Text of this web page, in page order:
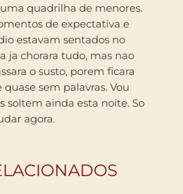
quadrilha de menores.
de expectativa e
estavam sentados no
ja chorara tudo, mas nao
o susto, porem ficara
sem palavras. Vou
soltem ainda esta noite. So
agora.